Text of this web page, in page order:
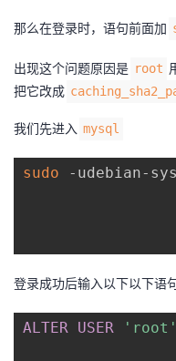
那么在登录时，语句前面加
出现这个问题原因是 root
把它改成
我们先进入 mysql
sudo -udebian-
登录成功后输入以下以下语句
ALTER USER 'root'